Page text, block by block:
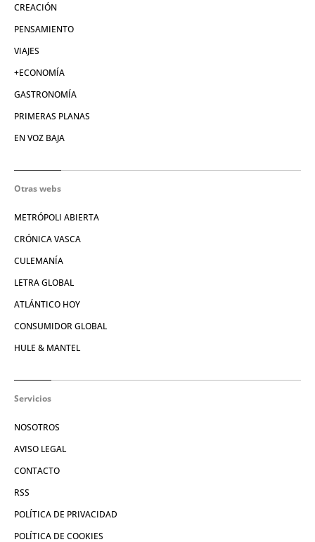
CREACIÓN
PENSAMIENTO
VIAJES
+ECONOMÍA
GASTRONOMÍA
PRIMERAS PLANAS
EN VOZ BAJA
Otras webs
METRÓPOLI ABIERTA
CRÓNICA VASCA
CULEMANÍA
LETRA GLOBAL
ATLÁNTICO HOY
CONSUMIDOR GLOBAL
HULE & MANTEL
Servicios
NOSOTROS
AVISO LEGAL
CONTACTO
RSS
POLÍTICA DE PRIVACIDAD
POLÍTICA DE COOKIES